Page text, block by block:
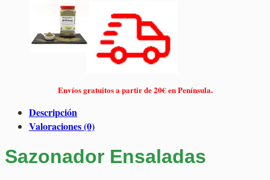
Envíos gratuitos a partir de 20€ en Península.
Descripción
Valoraciones (0)
Sazonador Ensaladas